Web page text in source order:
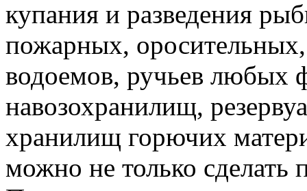
купания и разведения
пожарных,
водоемов, ручьев любых
навозохранилищ,
хранилищ горючих
можно не только сделать